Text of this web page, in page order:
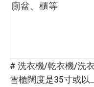
廁盆、櫃等
# 洗衣機/乾衣機/洗
雪櫃闊度是35寸或以